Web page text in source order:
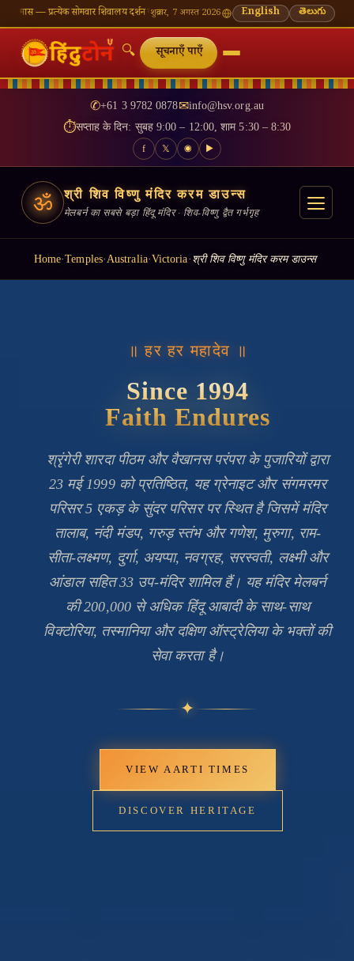
सोमवार शिवालय दर्शन का महत्व🌸 गणेश चतुर्थी — भाद्रपद शुक्ल चतुर्थी⛩ काशी विश्वनाथ — आज के
शुक्रवार, 7 अगस्त 2026 English తెలుగు
🔍
🔍
सूचनाएँ पाएँ
✆+61 3 9782 0878✉info@hsv.org.au
⏱सप्ताह के दिन: सुबह 9:00 – 12:00, शाम 5:30 – 8:30
f 𝕏 ◉ ▶
ॐ श्री शिव विष्णु मंदिर करम डाउन्स
मेलबर्न का सबसे बड़ा हिंदू मंदिर · शिव-विष्णु द्वैत गर्भगृह
Home·Temples·Australia·Victoria· श्री शिव विष्णु मंदिर करम डाउन्स
॥ हर हर महादेव ॥
Since 1994
Faith Endures
श्रृंगेरी शारदा पीठम और वैखानस परंपरा के पुजारियों द्वारा
23 मई 1999 को प्रतिष्ठित, यह ग्रेनाइट और संगमरमर
परिसर 5 एकड़ के सुंदर परिसर पर स्थित है जिसमें मंदिर
तालाब, नंदी मंडप, गरुड़ स्तंभ और गणेश, मुरुगा, राम-
सीता-लक्ष्मण, दुर्गा, अयप्पा, नवग्रह, सरस्वती, लक्ष्मी और
आंडाल सहित 33 उप-मंदिर शामिल हैं। यह मंदिर मेलबर्न
की 200,000 से अधिक हिंदू आबादी के साथ-साथ
विक्टोरिया, तस्मानिया और दक्षिण ऑस्ट्रेलिया के भक्तों की
सेवा करता है।
✦
VIEW AARTI TIMES
DISCOVER HERITAGE